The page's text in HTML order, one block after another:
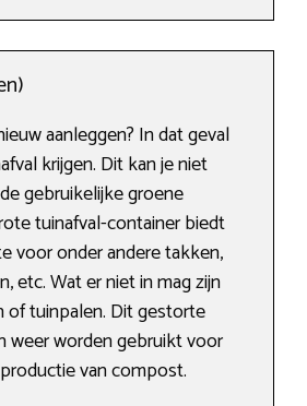
aanleggen? In dat geval
krijgen. Dit kan je niet
gebruikelijke groene
tuinafval-container biedt
voor onder andere takken,
etc. Wat er niet in mag zijn
of tuinpalen. Dit gestorte
weer worden gebruikt voor
van compost.